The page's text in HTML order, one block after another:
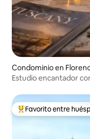
Condominio en
Estudio encantador
De los mejores en
Favorito entre